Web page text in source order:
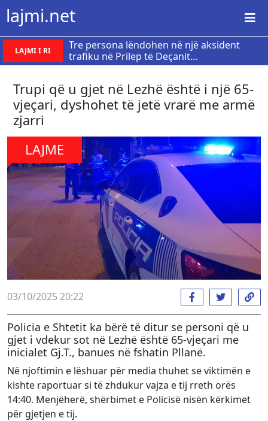
lajmi.net
LAJMI I RI
Tre persona lëndohen në një aksident
trafiku në Prilep të Deçanit...
Trupi që u gjet në Lezhë është i një 65-
vjeçari, dyshohet të jetë vrarë me armë
zjarri
LAJME
03/10/2025 20:22
Policia e Shtetit ka bërë të ditur se personi që u
gjet i vdekur sot në Lezhë është 65-vjeçari me
inicialet Gj.T., banues në fshatin Pllanë.
Në njoftimin e lëshuar për media thuhet se viktimën e
kishte raportuar si të zhdukur vajza e tij rreth orës
14:40. Menjëherë, shërbimet e Policisë nisën kërkimet
për gjetjen e tij.